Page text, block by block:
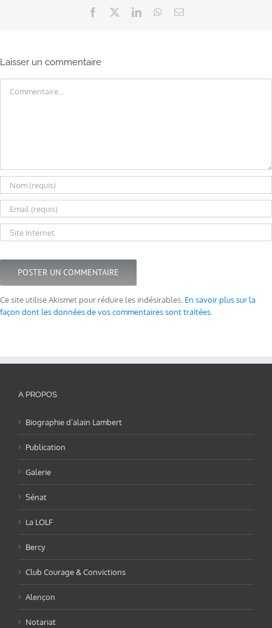
Facebook LinkedInWhatsApp
Email
Laisser un commentaire
Ce site utilise Akismet pour réduire les indésirables. En savoir plus sur la
façon dont les données de vos commentaires sont traitées.
A PROPOS
Biographie d’alain Lambert
Publication
Galerie
Sénat
La LOLF
Bercy
Club Courage & Convictions
Alençon
Notariat